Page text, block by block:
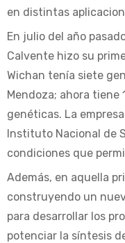
en distintas
En julio del año
Calvente hizo su
Wichan tenía siete
Mendoza; ahora
genéticas. La
Instituto Nacional de
condiciones que
Además, en aquella
construyendo un
para desarrollar los
potenciar la síntesis